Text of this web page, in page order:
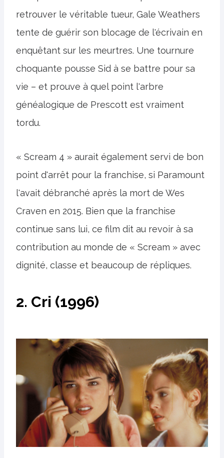
retrouver le véritable tueur, Gale Weathers
tente de guérir son blocage de l'écrivain en
enquêtant sur les meurtres. Une tournure
choquante pousse Sid à se battre pour sa
vie – et prouve à quel point l'arbre
généalogique de Prescott est vraiment
tordu.
« Scream 4 » aurait également servi de bon
point d'arrêt pour la franchise, si Paramount
l'avait débranché après la mort de Wes
Craven en 2015. Bien que la franchise
continue sans lui, ce film dit au revoir à sa
contribution au monde de « Scream » avec
dignité, classe et beaucoup de répliques.
2. Cri (1996)